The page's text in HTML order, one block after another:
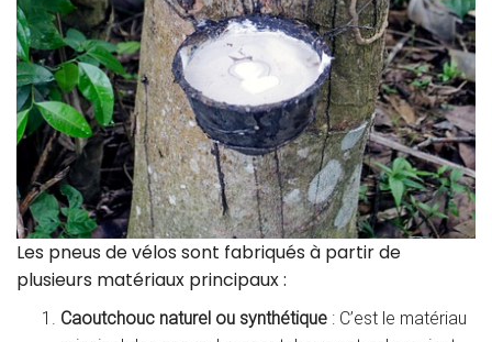
Les pneus de vélos sont fabriqués à partir de
plusieurs matériaux principaux :
Caoutchouc naturel ou synthétique : C’est le matériau